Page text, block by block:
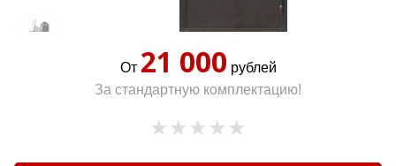
От 21 000 рублей
За стандартную комплектацию!